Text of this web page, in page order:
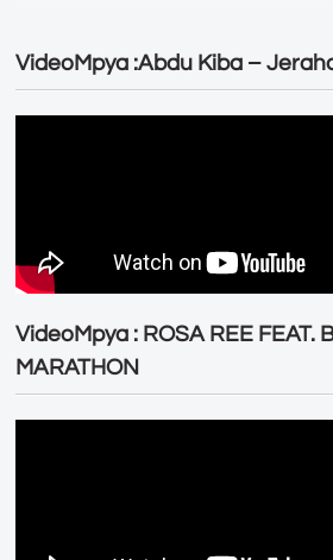
VideoMpya :Abdu Kiba –
VideoMpya : ROSA REE FEAT.
MARATHON